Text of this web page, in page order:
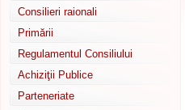
Consilieri raionali
Primării
Regulamentul Consiliului
Achiziţii Publice
Parteneriate